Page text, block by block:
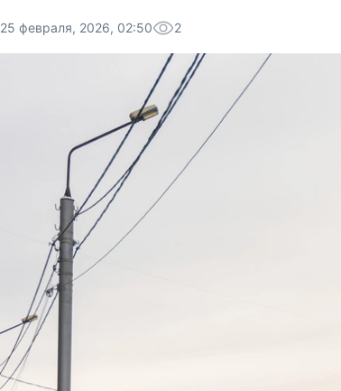
25 февраля, 2026, 02:50 2